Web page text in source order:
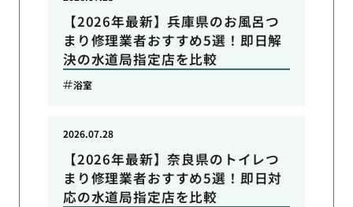
【2026年最新】兵庫県のお風呂つ
まり修理業者おすすめ5選！即日解
決の水道局指定店を比較
浴室
【2026年最新】奈良県のトイレつ
まり修理業者おすすめ5選！即日対
応の水道局指定店を比較
2026.07.28